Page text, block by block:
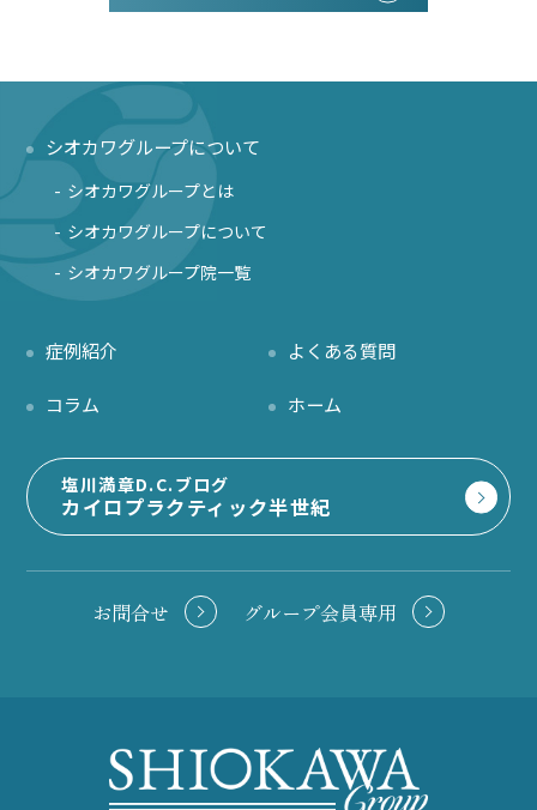
シオカワグループについて
シオカワグループとは
シオカワグループについて
シオカワグループ院一覧
症例紹介 よくある質問
コラム ホーム
塩川満章D.C.ブログ
カイロプラクティック半世紀
お問合せ グループ会員専用